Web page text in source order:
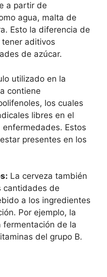
a partir de
agua, malta de
Esto la diferencia de
aditivos
de azúcar.
utilizado en la
contiene
los cuales
libres en el
Estos
presentes en los
La cerveza también
cantidades de
a los ingredientes
Por ejemplo, la
fermentación de la
del grupo B.